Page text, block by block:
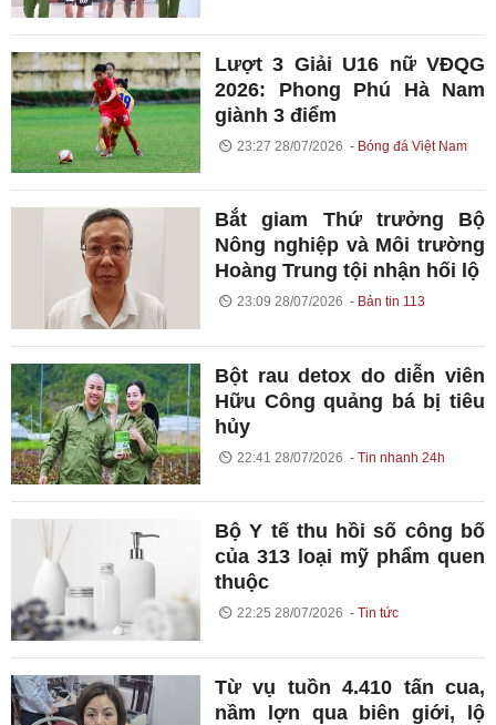
Lượt 3 Giải U16 nữ VĐQG
2026: Phong Phú Hà Nam
giành 3 điểm
23:27 28/07/2026 Bóng đá Việt Nam
Bắt giam Thứ trưởng Bộ
Nông nghiệp và Môi trường
Hoàng Trung tội nhận hối lộ
23:09 28/07/2026 Bản tin 113
Bột rau detox do diễn viên
Hữu Công quảng bá bị tiêu
hủy
22:41 28/07/2026 Tin nhanh 24h
Bộ Y tế thu hồi số công bố
của 313 loại mỹ phẩm quen
thuộc
22:25 28/07/2026 Tin tức
Từ vụ tuồn 4.410 tấn cua,
nầm lợn qua biên giới, lộ